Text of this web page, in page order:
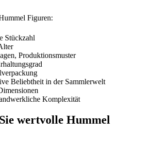
Figuren:
Stückzahl
Produktionsmuster
Beliebtheit in der Sammlerwelt
Komplexität
wertvolle Hummel